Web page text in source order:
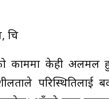
चि
काममा केही
परिस्थितिलाई